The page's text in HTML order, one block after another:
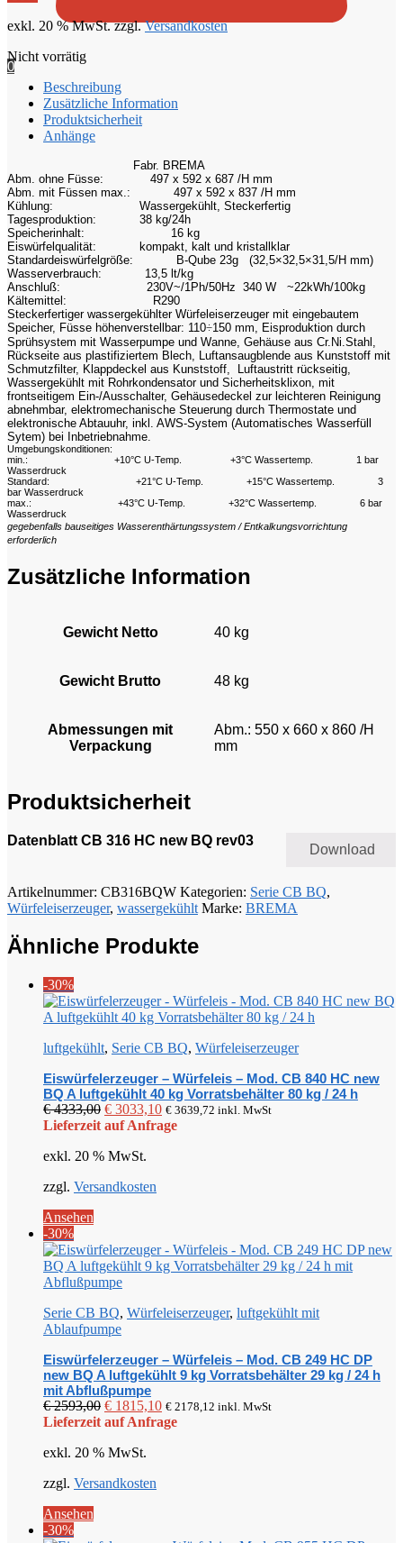
0
exkl. 20 % MwSt. zzgl.Versandkosten
Nicht vorrätig
Beschreibung
Zusätzliche Information
Produktsicherheit
Anhänge
Fabr. BREMA
Abm. ohne Füsse:
497 x 592 x 687 /H mm
Abm. mit Füssen max.:
497 x 592 x 837 /H mm
Kühlung:
Wassergekühlt, Steckerfertig
Tagesproduktion:
38 kg/24h
Speicherinhalt:
16 kg
Eiswürfelqualität:
kompakt, kalt und kristallklar
Standardeiswürfelgröße:
B-Qube 23g (32,5×32,5×31,5/H mm)
Wasserverbrauch:
13,5 lt/kg
Anschluß:
230V~/1Ph/50Hz 340 W ~22kWh/100kg
Kältemittel:
R290
Steckerfertiger wassergekühlter Würfeleiserzeuger mit eingebautem
Speicher, Füsse höhenverstellbar: 110÷150 mm, Eisproduktion durch
Sprühsystem mit Wasserpumpe und Wanne, Gehäuse aus Cr.Ni.Stahl,
Rückseite aus plastifiziertem Blech, Luftansaugblende aus Kunststoff mit
Schmutzfilter, Klappdeckel aus Kunststoff, Luftaustritt rückseitig,
Wassergekühlt mit Rohrkondensator und Sicherheitsklixon, mit
frontseitigem Ein-/Ausschalter, Gehäusedeckel zur leichteren Reinigung
abnehmbar, elektromechanische Steuerung durch Thermostate und
elektronische Abtauuhr, inkl. AWS-System (Automatisches Wasserfüll
Sytem) bei Inbetriebnahme.
Umgebungskonditionen:
min.:
+10°C U-Temp. +3°C Wassertemp.
1 bar
Wasserdruck
Standard:
+21°C U-Temp. +15°C Wassertemp.
3
bar Wasserdruck
max.:
+43°C U-Temp. +32°C Wassertemp.
6 bar
Wasserdruck
gegebenfalls bauseitiges Wasserenthärtungssystem / Entkalkungsvorrichtung
erforderlich
Zusätzliche Information
Gewicht Netto 40 kg
Gewicht Brutto 48 kg
Abmessungen mit
Verpackung
Abm.: 550 x 660 x 860 /H
mm
Produktsicherheit
Datenblatt CB 316 HC new BQ rev03
Download
Artikelnummer: CB316BQW Kategorien: Serie CB BQ,
Würfeleiserzeuger, wassergekühlt Marke: BREMA
Ähnliche Produkte
-30%
luftgekühlt, Serie CB BQ, Würfeleiserzeuger
Eiswürfelerzeuger – Würfeleis – Mod. CB 840 HC new
BQ A luftgekühlt 40 kg Vorratsbehälter 80 kg / 24 h
€4333,00 Ursprünglicher
Preis
€ 4333,00
€ 3033,10Aktueller
Preis
€ 3639,72 inkl. MwSt
Lieferzeit auf Anfrage
exkl. 20 % MwSt.
zzgl. Versandkosten
Ansehen
-30%
Serie CB BQ, Würfeleiserzeuger, luftgekühlt mit
Ablaufpumpe
Eiswürfelerzeuger – Würfeleis – Mod. CB 249 HC DP
new BQ A luftgekühlt 9 kg Vorratsbehälter 29 kg / 24 h
mit Abflußpumpe
€2593,00 Ursprünglicher
Preis
€ 2593,00
€ 1815,10Aktueller
Preis
€ 2178,12 inkl. MwSt
Lieferzeit auf Anfrage
exkl. 20 % MwSt.
zzgl. Versandkosten
Ansehen
-30%